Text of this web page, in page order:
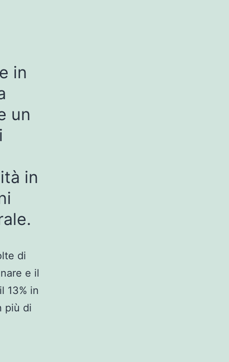
in
un
in
di
e il
13% in
più di